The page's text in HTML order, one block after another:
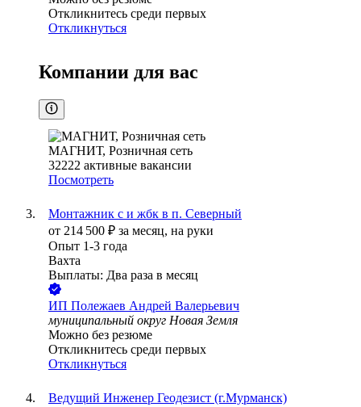
Откликнитесь среди первых
Откликнуться
Компании для вас
МАГНИТ, Розничная сеть
32222 активные вакансии
Посмотреть
Монтажник с и жбк в п. Северный
от 214 500 ₽ за месяц, на руки
Опыт 1-3 года
Вахта
Выплаты: Два раза в месяц
ИП Полежаев Андрей Валерьевич
муниципальный округ Новая Земля
Можно без резюме
Откликнитесь среди первых
Откликнуться
Ведущий Инженер Геодезист (г.Мурманск)